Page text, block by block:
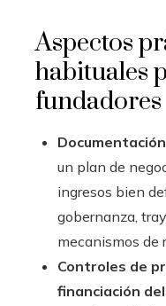
Aspectos
habituales
fundadores
un plan de
ingresos bien
gobernanza,
mecanismos de
Controles de
financiación